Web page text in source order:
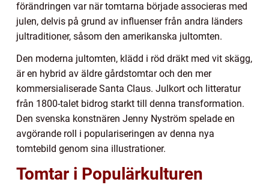
förändringen var när tomtarna började associeras med
julen, delvis på grund av influenser från andra länders
jultraditioner, såsom den amerikanska jultomten.
Den moderna jultomten, klädd i röd dräkt med vit skägg,
är en hybrid av äldre gårdstomtar och den mer
kommersialiserade Santa Claus. Julkort och litteratur
från 1800-talet bidrog starkt till denna transformation.
Den svenska konstnären Jenny Nyström spelade en
avgörande roll i populariseringen av denna nya
tomtebild genom sina illustrationer.
Tomtar i Populärkulturen